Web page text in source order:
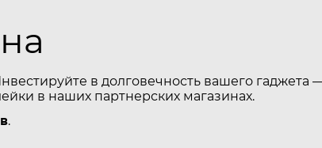
в долговечность вашего гаджета
в наших партнерских магазинах.
.